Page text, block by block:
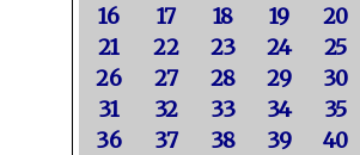
16
17 18 19
20
21
22 23 24
25
26
27 28 29
30
31
32 33 34
35
36
37 38 39
40